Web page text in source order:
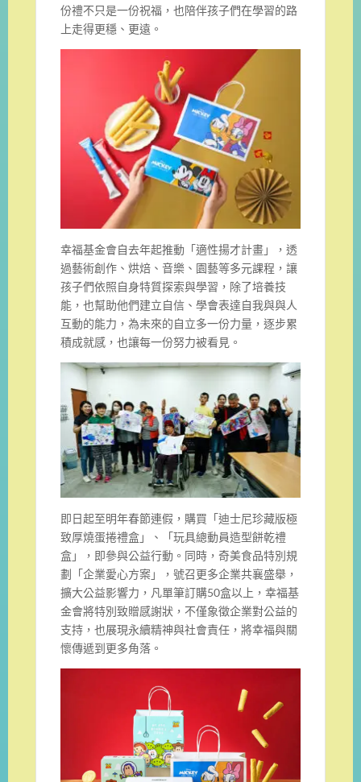
份禮不只是一份祝福，也陪伴孩子們在學習的路
上走得更穩、更遠。
幸福基金會自去年起推動「適性揚才計畫」，透
過藝術創作、烘焙、音樂、園藝等多元課程，讓
孩子們依照自身特質探索與學習，除了培養技
能，也幫助他們建立自信、學會表達自我與與人
互動的能力，為未來的自立多一份力量，逐步累
積成就感，也讓每一份努力被看見。
即日起至明年春節連假，購買「迪士尼珍藏版極
致厚燒蛋捲禮盒」、「玩具總動員造型餅乾禮
盒」，即參與公益行動。同時，奇美食品特別規
劃「企業愛心方案」，號召更多企業共襄盛舉，
擴大公益影響力，凡單筆訂購50盒以上，幸福基
金會將特別致贈感謝狀，不僅象徵企業對公益的
支持，也展現永續精神與社會責任，將幸福與關
懷傳遞到更多角落。